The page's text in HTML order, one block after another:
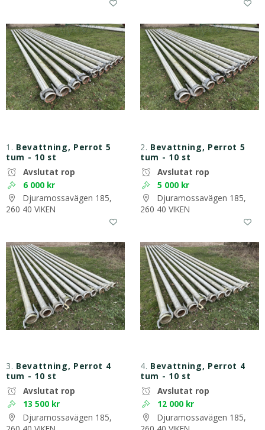
1. Bevattning, Perrot 5
tum - 10 st
Avslutat rop
6 000 kr
Djuramossavägen 185,
260 40 VIKEN
2. Bevattning, Perrot 5
tum - 10 st
Avslutat rop
5 000 kr
Djuramossavägen 185,
260 40 VIKEN
3. Bevattning, Perrot 4
tum - 10 st
Avslutat rop
13 500 kr
Djuramossavägen 185,
4. Bevattning, Perrot 4
tum - 10 st
Avslutat rop
12 000 kr
Djuramossavägen 185,